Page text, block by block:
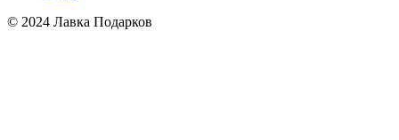
© 2024 Лавка Подарков